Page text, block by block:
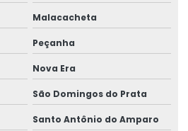
De Produtos
Bebidas
Malacacheta
Peçanha
Nova Era
São Domingos do Prata
Santo Antônio do Amparo